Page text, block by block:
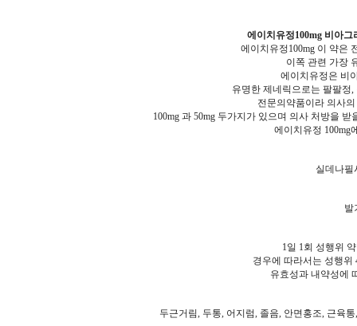
에이치유정100mg 비아
에이치유정100mg 이 약은
이쪽 관련 가장
에이치유정은 비
유명한 제네릭으로는 팔팔정
전문의약품이라 의사
100mg 과 50mg 두가지가 있으며 의사 처방을
에이치유정 100mg
실데나필
발
1일 1회 성행위
경우에 따라서는 성행위
유효성과 내약성에
두근거림, 두통, 어지럼, 졸음, 안면홍조, 근육